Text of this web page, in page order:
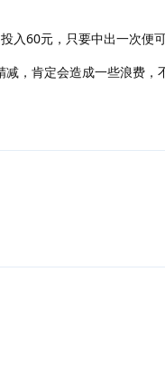
60元，只要中出一次便可
，肯定会造成一些浪费，